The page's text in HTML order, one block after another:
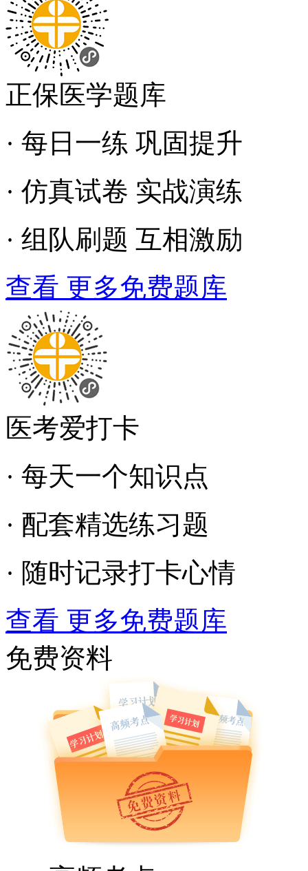
正保医学题库
· 每日一练 巩固提升
· 仿真试卷 实战演练
· 组队刷题 互相激励
查看 更多免费题库
医考爱打卡
· 每天一个知识点
· 配套精选练习题
· 随时记录打卡心情
查看 更多免费题库
免费资料